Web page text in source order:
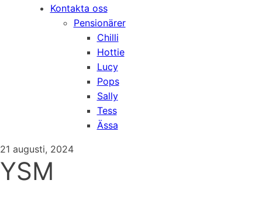
Kontakta oss
Pensionärer
Chilli
Hottie
Lucy
Pops
Sally
Tess
Ässa
21 augusti, 2024
YSM